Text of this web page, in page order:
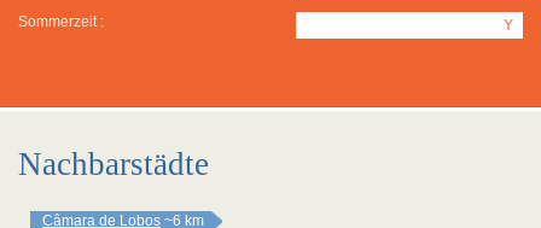
Sommerzeit : Y
Nachbarstädte
Câmara de Lobos ~6 km